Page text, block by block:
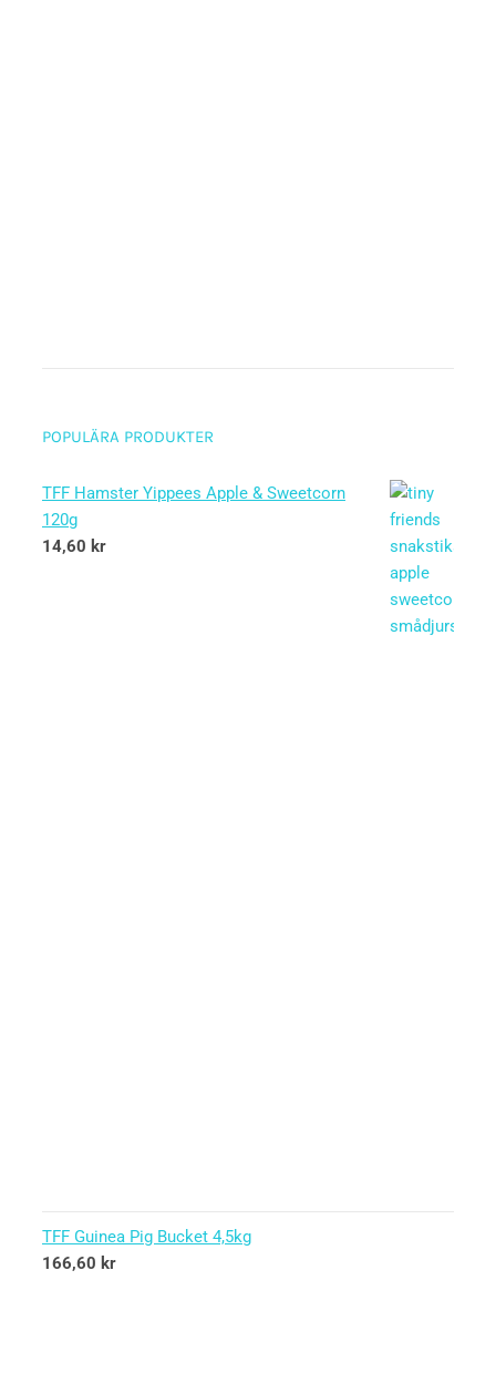
POPULÄRA PRODUKTER
TFF Hamster Yippees Apple & Sweetcorn
120g
14,60 kr
TFF Guinea Pig Bucket 4,5kg
166,60 kr